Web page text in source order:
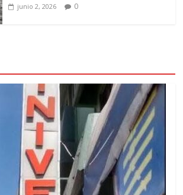
junio 2, 2026 0